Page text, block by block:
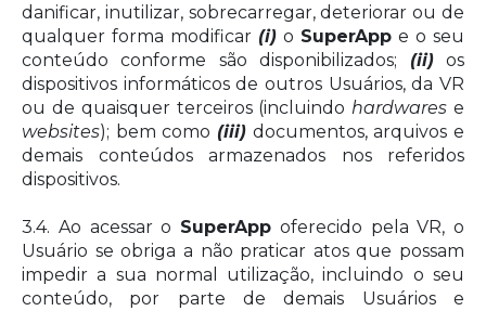
danificar, inutilizar, sobrecarregar, deteriorar ou de
qualquer forma modificar (i) o SuperApp e o seu
conteúdo conforme são disponibilizados; (ii)os
dispositivos informáticos de outros Usuários, da VR
ou de quaisquer terceiros (incluindohardwares e
websites); bem como (iii) documentos, arquivos e
demais conteúdos armazenados nos referidos
dispositivos.
3.4. Ao acessar o SuperApp oferecido pela VR, o
Usuário se obriga a não praticar atos que possam
impedir a sua normal utilização, incluindo o seu
conteúdo, por parte de demais Usuários e